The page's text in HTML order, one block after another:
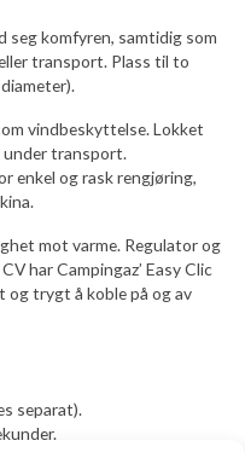
seg komfyren, samtidig som
transport. Plass til to
vindbeskyttelse. Lokket
under transport.
enkel og rask rengjøring,
mot varme. Regulator og
har Campingaz’ Easy Clic
og trygt å koble på og av
separat).